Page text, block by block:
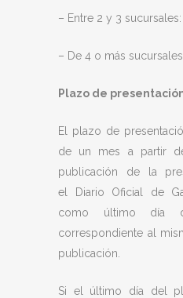
– Entre 2 y 3
– De 4 o más
Plazo de
El plazo de
de un mes a partir
publicación de la
el Diario Oficial de
como último día
correspondiente al
publicación.
Si el último día del